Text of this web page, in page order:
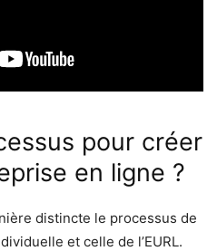
pour créer
en ligne ?
distincte le processus de
et celle de l’EURL.